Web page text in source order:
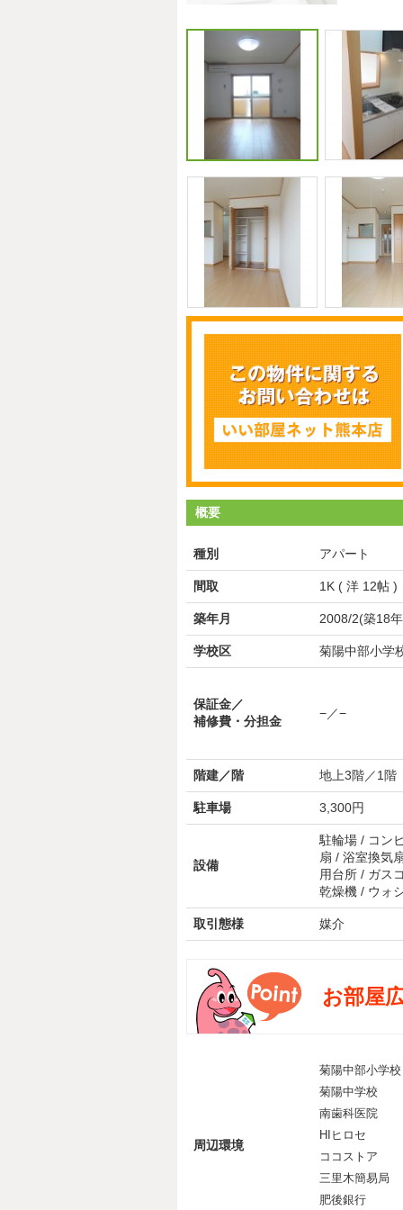
概要
種別 アパート
間取 1K ( 洋 12帖 )
築年月 2008/2(築18
学校区 菊陽中部小学
保証金／
補修費・分担金
−／−
階建／階 地上3階／1階
駐車場 3,300円
設備
駐輪場 / コン
扇 / 浴室換気
用台所 / ガス
乾燥機 / ウォ
取引態様 媒介
お部屋
周辺環境
菊陽中部小学校
菊陽中学校
南歯科医院
HIヒロセ
ココストア
三里木簡易局
肥後銀行